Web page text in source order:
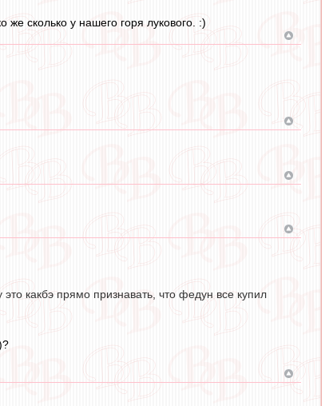
же сколько у нашего горя лукового. :)
какбэ прямо признавать, что федун все купил